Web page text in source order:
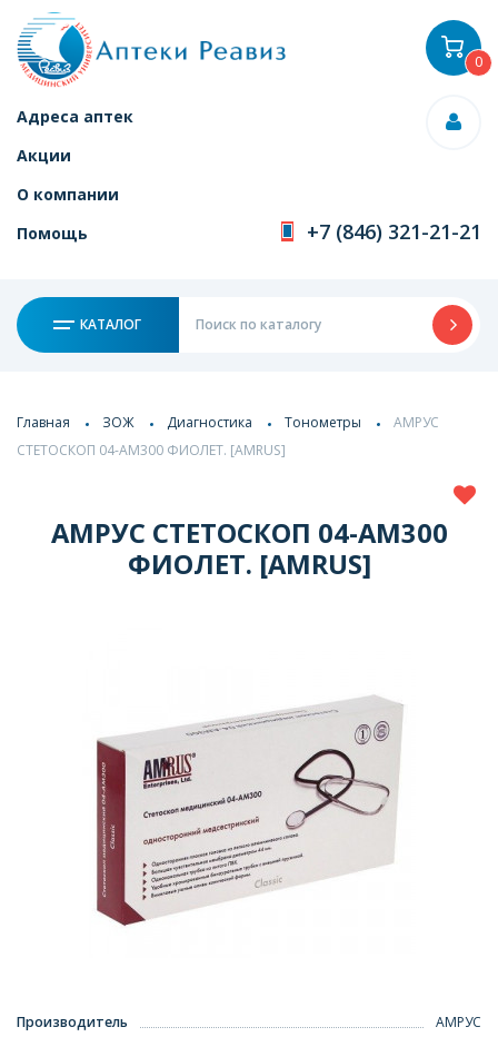
Адреса аптек
Акции
О компании
Помощь
+7 (846) 321-21-21
КАТАЛОГ
0
Главная ЗОЖ Диагностика Тонометры
АМРУС
СТЕТОСКОП 04-АМ300 ФИОЛЕТ. [AMRUS]
АМРУС СТЕТОСКОП 04-АМ300
ФИОЛЕТ. [AMRUS]
Производитель
АМРУС